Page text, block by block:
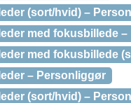
(sort/hvid) –
med fokusbillede
med fokusbillede
– Personliggør
(sort/hvid) –